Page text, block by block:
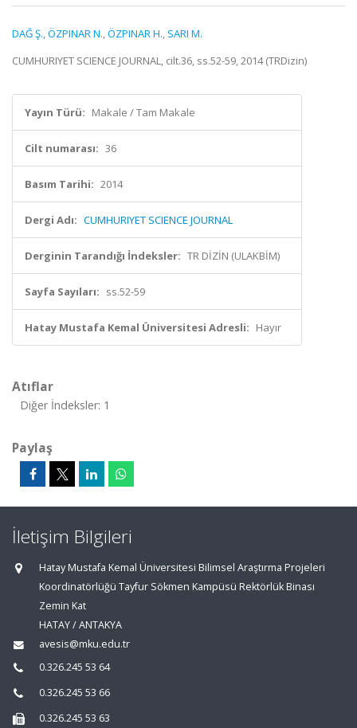
DAĞ Ş.,ÖZPINAR N.,ÖZPINAR H., SARI M.
CUMHURIYET SCIENCE JOURNAL, cilt.36, ss.52-59, 2014 (TRDizin)
Yayın Türü: Makale / Tam Makale
Cilt numarası: 36
Basım Tarihi: 2014
Dergi Adı: CUMHURIYET SCIENCE JOURNAL
Derginin Tarandığı İndeksler: TR DİZİN (ULAKBİM)
Sayfa Sayıları: ss.52-59
Hatay Mustafa Kemal Üniversitesi Adresli: Hayır
Atıflar
Diğer İndeksler: 1
Paylaş
İletişim Bilgileri
Hatay Mustafa Kemal Üniversitesi Bilimsel Araştırma Projeleri
Koordinatörlüğü Tayfur Sökmen Kampüsü Rektörlük Binası
Zemin Kat
HATAY / ANTAKYA
avesis@mku.edu.tr
0.326.245 53 64
0.326.245 53 66
0.326.245 53 63